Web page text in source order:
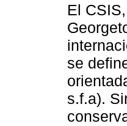
El
se
s.f.a).